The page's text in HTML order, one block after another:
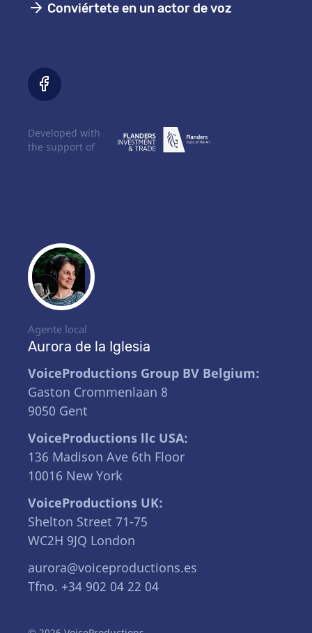
Conviértete en un actor de voz
Agente local
Aurora de la Iglesia
VoiceProductions Group BV Belgium:
Gaston Crommenlaan 8
9050 Gent
VoiceProductions llc USA:
136 Madison Ave 6th Floor
10016 New York
VoiceProductions UK:
Shelton Street 71-75
WC2H 9JQ London
aurora@voiceproductions.es
Tfno. +34 902 04 22 04
Developed with
the support of